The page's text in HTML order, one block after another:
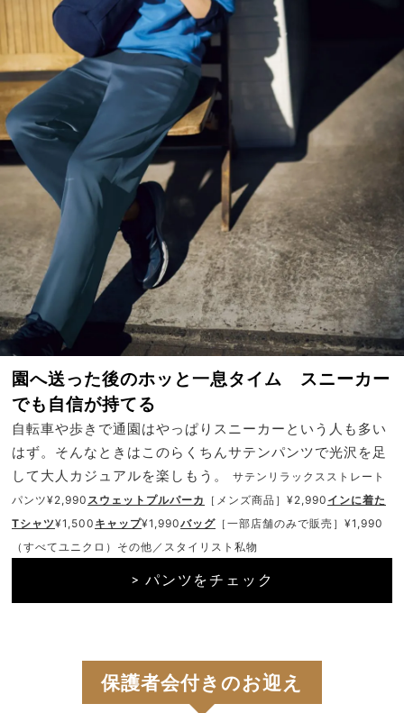
園へ送った後のホッと一息タイム スニーカー
でも自信が持てる
自転車や歩きで通園はやっぱりスニーカーという人も多い
はず。そんなときはこのらくちんサテンパンツで光沢を足
して大人カジュアルを楽しもう。
サテンリラックスストレート
パンツ¥2,990 スウェットプルパーカ ［メンズ商品］¥2,990 インに着た
Tシャツ¥1,500 キャップ¥1,990バッグ ［一部店舗のみで販売］¥1,990
（すべてユニクロ）その他／スタイリスト私物
> パンツをチェック
保護者会付きのお迎え